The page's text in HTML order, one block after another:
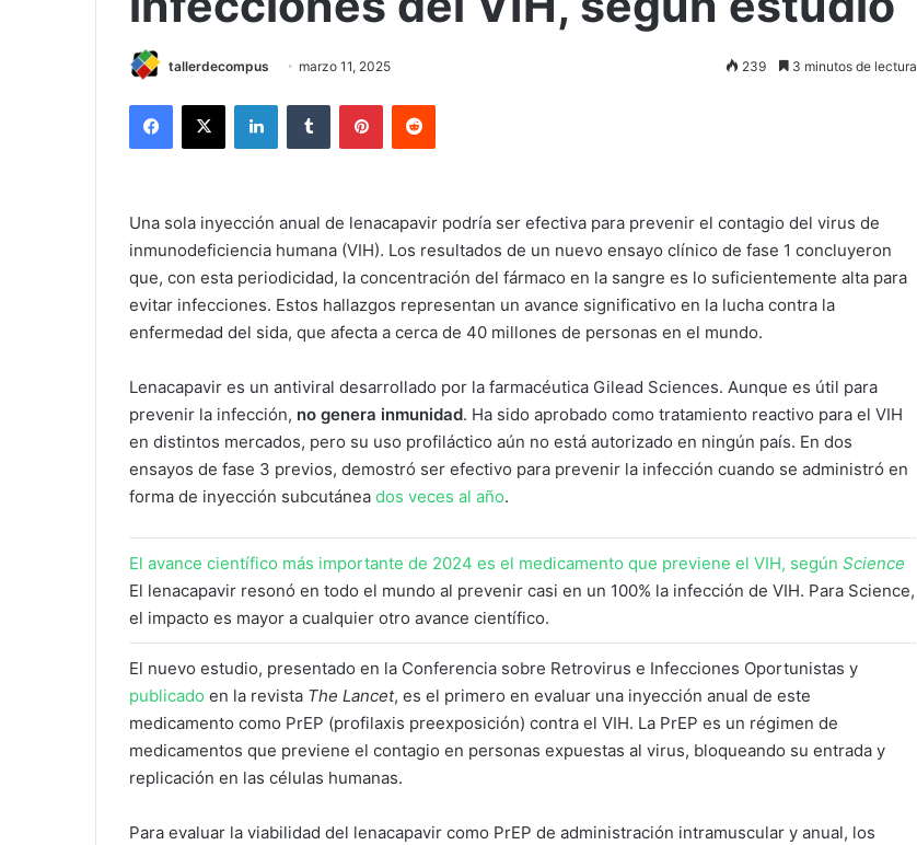
tallerdecompus marzo 11, 2025 239 3 minutos de lectura
Una sola inyección anual de lenacapavir podría ser efectiva para prevenir el contagio del virus de
inmunodeficiencia humana (VIH). Los resultados de un nuevo ensayo clínico de fase 1 concluyeron
que, con esta periodicidad, la concentración del fármaco en la sangre es lo suficientemente alta para
evitar infecciones. Estos hallazgos representan un avance significativo en la lucha contra la
enfermedad del sida, que afecta a cerca de 40 millones de personas en el mundo.
Lenacapavir es un antiviral desarrollado por la farmacéutica Gilead Sciences. Aunque es útil para
prevenir la infección, no genera inmunidad. Ha sido aprobado como tratamiento reactivo para el VIH
en distintos mercados, pero su uso profiláctico aún no está autorizado en ningún país. En dos
ensayos de fase 3 previos, demostró ser efectivo para prevenir la infección cuando se administró en
forma de inyección subcutánea dos veces al año.
El avance científico más importante de 2024 es el medicamento que previene el VIH, según Science
El lenacapavir resonó en todo el mundo al prevenir casi en un 100% la infección de VIH. Para Science,
el impacto es mayor a cualquier otro avance científico.
El nuevo estudio, presentado en la Conferencia sobre Retrovirus e Infecciones Oportunistas y
publicado en la revista The Lancet, es el primero en evaluar una inyección anual de este
medicamento como PrEP (profilaxis preexposición) contra el VIH. La PrEP es un régimen de
medicamentos que previene el contagio en personas expuestas al virus, bloqueando su entrada y
replicación en las células humanas.
Para evaluar la viabilidad del lenacapavir como PrEP de administración intramuscular y anual, los